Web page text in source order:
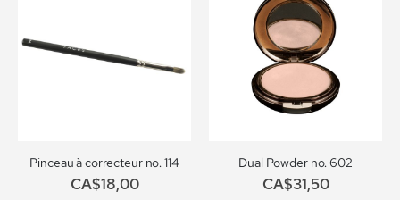
Pinceau à correcteur no. 114
CA$18,00
Dual Powder no. 602
CA$31,50